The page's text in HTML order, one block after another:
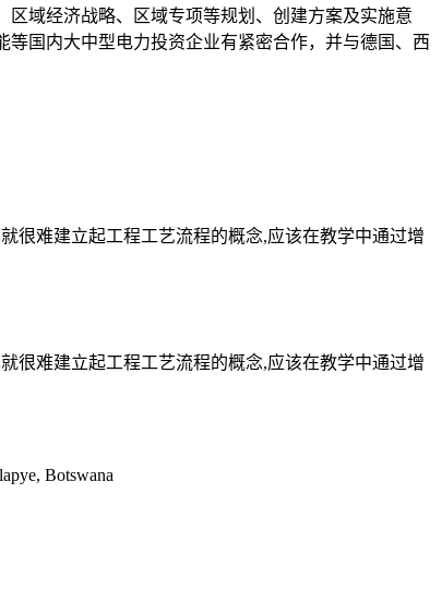
域经济战略、区域专项等规划、创建方案及实施意
国内大中型电力投资企业有紧密合作，并与德国、西
很难建立起工程工艺流程的概念,应该在教学中通过增
很难建立起工程工艺流程的概念,应该在教学中通过增
Botswana